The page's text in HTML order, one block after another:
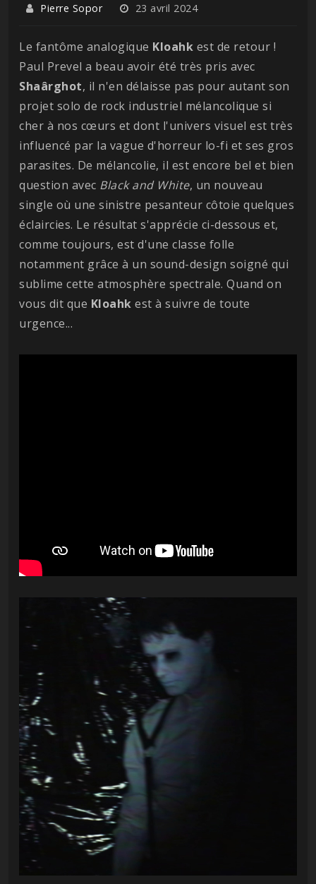
Pierre Sopor 23 avril 2024
Le fantôme analogique Kloahk est de retour !
Paul Prevel a beau avoir été très pris avec
Shaârghot, il n'en délaisse pas pour autant son
projet solo de rock industriel mélancolique si
cher à nos cœurs et dont l'univers visuel est très
influencé par la vague d'horreur lo-fi et ses gros
parasites. De mélancolie, il est encore bel et bien
question avec Black and White, un nouveau
single où une sinistre pesanteur côtoie quelques
éclaircies. Le résultat s'apprécie ci-dessous et,
comme toujours, est d'une classe folle
notamment grâce à un sound-design soigné qui
sublime cette atmosphère spectrale. Quand on
vous dit que Kloahk est à suivre de toute
urgence...